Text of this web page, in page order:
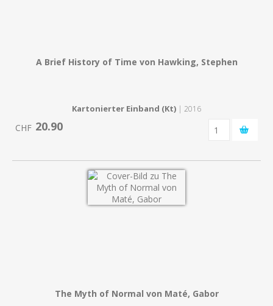
A Brief History of Time von Hawking, Stephen
Kartonierter Einband (Kt) | 2016
CHF 20.90
The Myth of Normal von Maté, Gabor